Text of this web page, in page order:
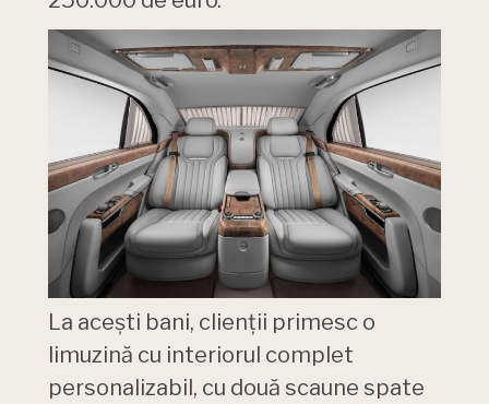
La acești bani, clienții primesc o
limuzină cu interiorul complet
personalizabil, cu două scaune spate